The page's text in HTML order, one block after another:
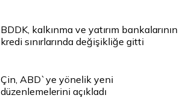
BDDK, kalkınma ve yatırım bankalarının
kredi sınırlarında değişikliğe gitti
Çin, ABD`ye yönelik yeni
düzenlemelerini açıkladı